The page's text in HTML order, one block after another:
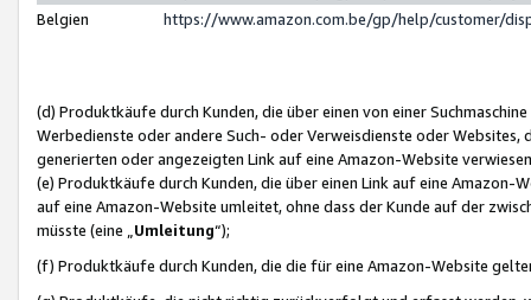
Belgien
https://www.amazon.com.be/gp/help/customer/
(d) Produktkäufe durch Kunden, die über einen von einer
Werbedienste oder andere Such- oder Verweisdienste oder Websites,
generierten oder angezeigten Link auf eine Amazon-Website
(e) Produktkäufe durch Kunden, die über einen Link auf eine
auf eine Amazon-Website umleitet, ohne dass der Kunde auf der
müsste (eine „ Umleitung“);
(f) Produktkäufe durch Kunden, die die für eine Amazon-Website